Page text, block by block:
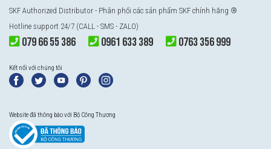
SKF Authorized Distributor - Phân phối các sản phẩm SKF chính hãng ®
Hotline support 24/7 (CALL - SMS - ZALO)
079 66 55 386 0961 633 389 0763 356 999
Kết nối với chúng tôi
Website đã thông báo với Bộ Công Thương